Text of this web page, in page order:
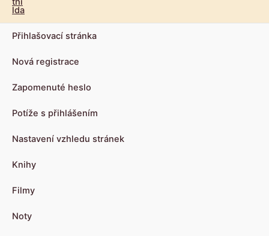
Přihlašovací stránka
Nová registrace
Zapomenuté heslo
Potíže s přihlášením
Nastavení vzhledu stránek
Knihy
Filmy
Noty